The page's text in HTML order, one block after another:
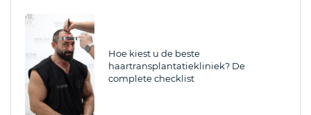
Hoe kiest u de beste
haartransplantatiekliniek? De
complete checklist